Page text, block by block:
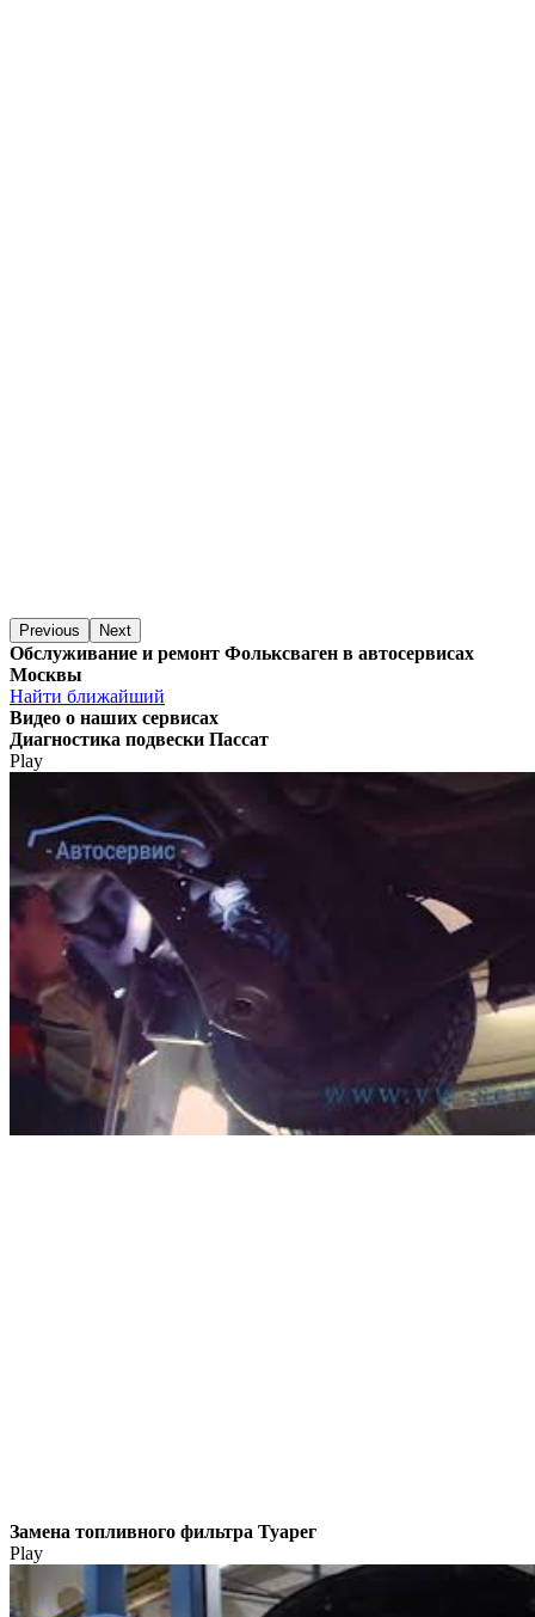
Previous Next
Обслуживание и ремонт Фольксваген в автосервисах
Москвы
Найти ближайший
Видео о наших сервисах
Диагностика подвески Пассат
Play
Замена топливного фильтра Туарег
Play